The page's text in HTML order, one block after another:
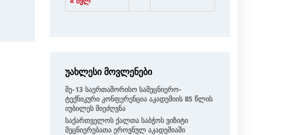
უახლესი მოვლენები
Მე-13 Საერთაშორისო Სამეცნიერო-
Ტექნიკური Კონფერენცია Აკადემიის 85 Წლის
Იუბილეს Მიეძღვნა
Საქართველოს Ქალთა Საბჭოს Ვიზიტი
Მეცნიერებათა Ეროვნულ Აკადემიაში